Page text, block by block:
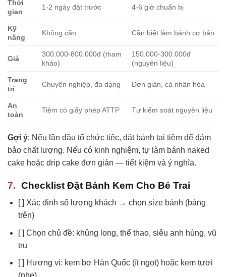
Thời
gian
1-2 ngày đặt trước 4-6 giờ chuẩn bị
Kỹ
năng
Không cần Cần biết làm bánh cơ bản
Giá
300.000-800.000đ (tham
khảo)
150.000-300.000đ
(nguyên liệu)
Trang
trí
Chuyên nghiệp, đa dạng Đơn giản, cá nhân hóa
An
toàn
Tiệm có giấy phép ATTP Tự kiểm soát nguyên liệu
Gợi ý: Nếu lần đầu tổ chức tiệc, đặt bánh tại tiệm để đảm
bảo chất lượng. Nếu có kinh nghiệm, tự làm bánh naked
cake hoặc drip cake đơn giản — tiết kiệm và ý nghĩa.
Checklist Đặt Bánh Kem Cho Bé Trai
[ ] Xác định số lượng khách → chọn size bánh (bảng
trên)
[ ] Chọn chủ đề: khủng long, thể thao, siêu anh hùng, vũ
trụ
[ ] Hương vị: kem bơ Hàn Quốc (ít ngọt) hoặc kem tươi